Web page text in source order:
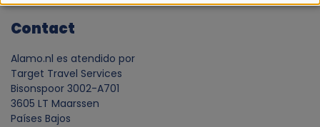
Contact
Alamo.nl es atendido por
Target Travel Services
Bisonspoor 3002-A701
3605 LT Maarssen
Países Bajos
o
d
e
d